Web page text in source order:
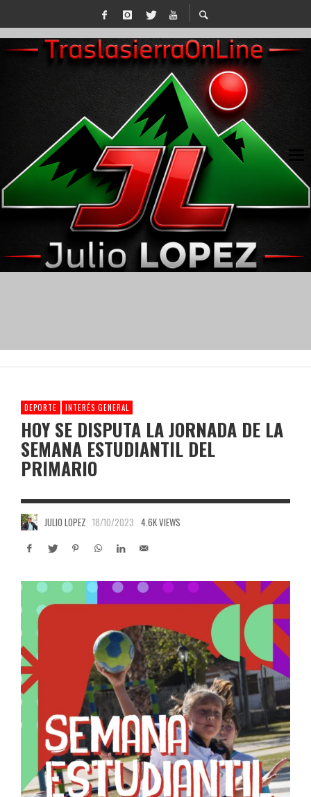
DEPORTE INTERÉS GENERAL
HOY SE DISPUTA LA JORNADA DE LA
SEMANA ESTUDIANTIL DEL
PRIMARIO
JULIO LOPEZ 18/10/2023 4.6K VIEWS